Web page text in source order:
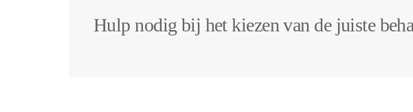
Hulp nodig bij het kiezen van de juiste